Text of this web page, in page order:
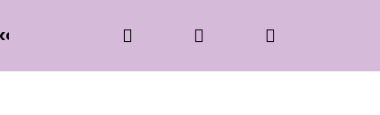
edice Příslušenství k zaplétání
Přihlášení